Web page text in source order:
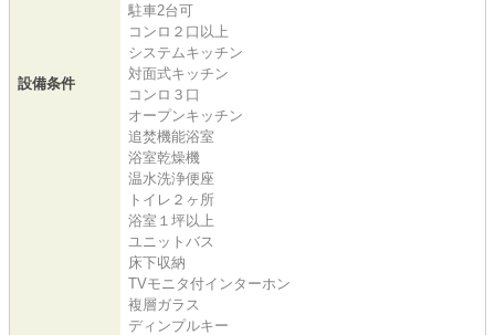
設備条件
駐車2台可
コンロ２口以上
システムキッチン
対面式キッチン
コンロ３口
オープンキッチン
追焚機能浴室
浴室乾燥機
温水洗浄便座
トイレ２ヶ所
浴室１坪以上
ユニットバス
床下収納
TVモニタ付インターホン
複層ガラス
ディンプルキー